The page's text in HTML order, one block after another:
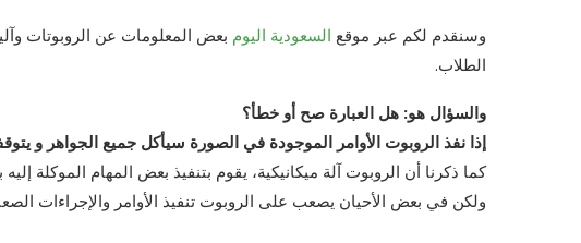
وسنقدم لكم عبر موقع السعودية اليوم بعض المعلومات عن الروبوتات
الطلاب.
والسؤال هو: هل العبارة صح أو خطأ؟
إذا نفذ الروبوت الأوامر الموجودة في الصورة سيأكل جميع الجواهر و
كما ذكرنا أن الروبوت آلة ميكانيكية، يقوم بتنفيذ بعض المهام الموكلة
ولكن في بعض الأحيان يصعب على الروبوت تنفيذ الأوامر والإجراءات